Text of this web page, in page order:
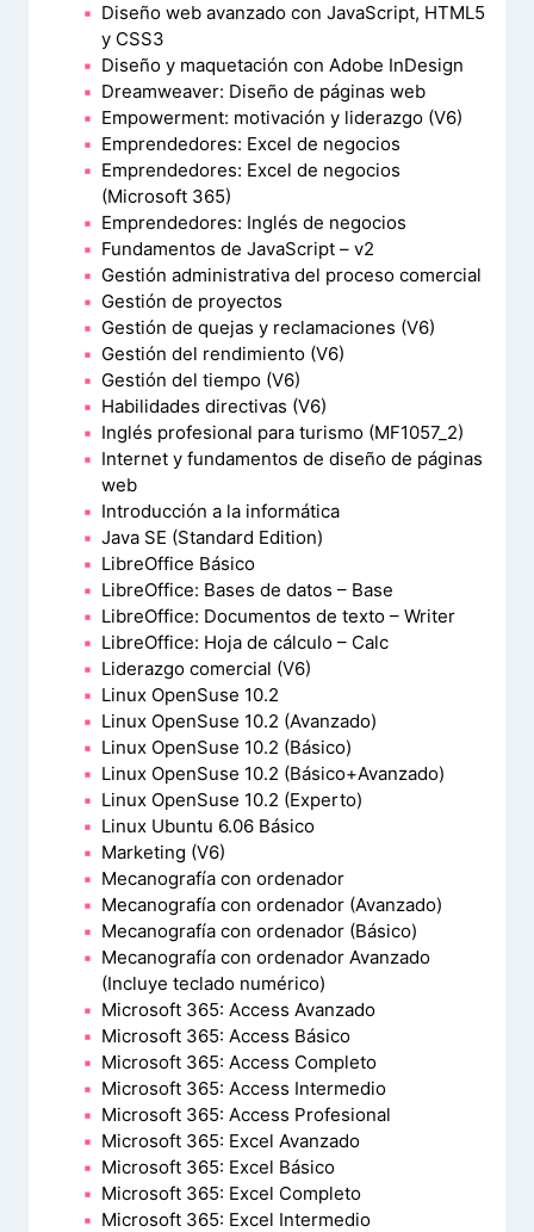
Diseño web avanzado con JavaScript, HTML5
y CSS3
Diseño y maquetación con Adobe InDesign
Dreamweaver: Diseño de páginas web
Empowerment: motivación y liderazgo (V6)
Emprendedores: Excel de negocios
Emprendedores: Excel de negocios
(Microsoft 365)
Emprendedores: Inglés de negocios
Fundamentos de JavaScript – v2
Gestión administrativa del proceso comercial
Gestión de proyectos
Gestión de quejas y reclamaciones (V6)
Gestión del rendimiento (V6)
Gestión del tiempo (V6)
Habilidades directivas (V6)
Inglés profesional para turismo (MF1057_2)
Internet y fundamentos de diseño de páginas
web
Introducción a la informática
Java SE (Standard Edition)
LibreOffice Básico
LibreOffice: Bases de datos – Base
LibreOffice: Documentos de texto – Writer
LibreOffice: Hoja de cálculo – Calc
Liderazgo comercial (V6)
Linux OpenSuse 10.2
Linux OpenSuse 10.2 (Avanzado)
Linux OpenSuse 10.2 (Básico)
Linux OpenSuse 10.2 (Básico+Avanzado)
Linux OpenSuse 10.2 (Experto)
Linux Ubuntu 6.06 Básico
Marketing (V6)
Mecanografía con ordenador
Mecanografía con ordenador (Avanzado)
Mecanografía con ordenador (Básico)
Mecanografía con ordenador Avanzado
(Incluye teclado numérico)
Microsoft 365: Access Avanzado
Microsoft 365: Access Básico
Microsoft 365: Access Completo
Microsoft 365: Access Intermedio
Microsoft 365: Access Profesional
Microsoft 365: Excel Avanzado
Microsoft 365: Excel Básico
Microsoft 365: Excel Completo
Microsoft 365: Excel Intermedio